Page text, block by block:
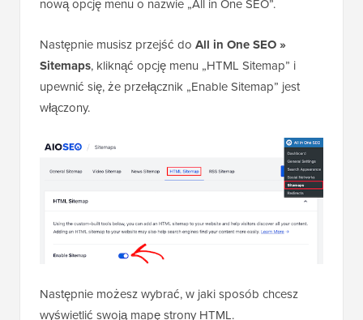
nową opcję menu o nazwie „All in One SEO”.
Następnie musisz przejść do All in One SEO »
Sitemaps, kliknąć opcję menu „HTML Sitemap” i
upewnić się, że przełącznik „Enable Sitemap” jest
włączony.
Następnie możesz wybrać, w jaki sposób chcesz
wyświetlić swoją mapę strony HTML.